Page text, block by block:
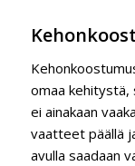
omaa kehitystä,
ei ainakaan
vaatteet päällä
avulla saadaan